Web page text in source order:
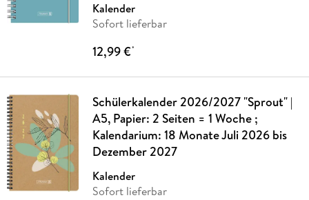
Kalender
Sofort lieferbar
12,99 €*
Schülerkalender 2026/2027 "Sprout" |
A5, Papier: 2 Seiten = 1 Woche ;
Kalendarium: 18 Monate Juli 2026 bis
Dezember 2027
Kalender
Sofort lieferbar